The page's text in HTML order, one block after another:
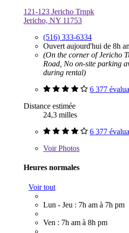
121-123 Jericho Trnpk
Jericho, NY 11753
(516) 333-6334
Ouvert aujourd'hui de 8h
(On the corner of Jericho
Road, No on-site parking
during rental)
6 377
Distance estimée
24,3 milles
6 377
VoirPhotos
Heures normales
Voir tout
Lun - Jeu : 7h am à 7h pm
Ven : 7h am à 8h pm